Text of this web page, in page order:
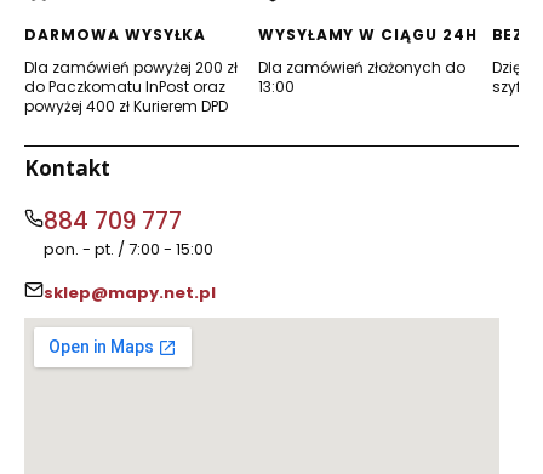
DARMOWA WYSYŁKA
Dla zamówień powyżej 200 zł
do Paczkomatu InPost oraz
powyżej 400 zł Kurierem DPD
WYSYŁAMY W CIĄGU 24H
Dla zamówień złożonych do
13:00
Dzięki
Kontakt
884 709 777
pon. - pt. / 7:00 - 15:00
sklep@mapy.net.pl